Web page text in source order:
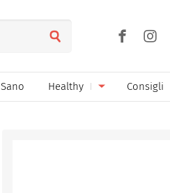
Healthy Consigli